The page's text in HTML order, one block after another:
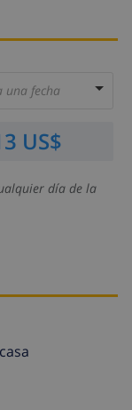
una fecha
US$
día de la